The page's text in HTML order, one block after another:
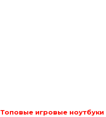
Топовые игровые